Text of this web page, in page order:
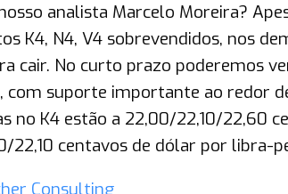
analista Marcelo Moreira?
K4, N4, V4 sobrevendidos, nos
cair. No curto prazo poderemos
com suporte importante ao redor
no K4 estão a 22,00/22,10/22,60
22,10 centavos de dólar por libra-
Consulting